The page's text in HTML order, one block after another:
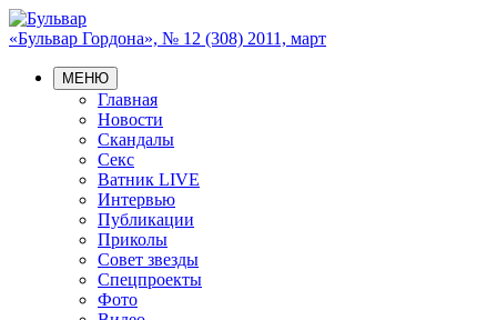
«Бульвар Гордона», № 12 (308) 2011, март
МЕНЮ
Главная
Новости
Скандалы
Секс
Ватник LIVE
Интервью
Публикации
Приколы
Совет звезды
Спецпроекты
Фото